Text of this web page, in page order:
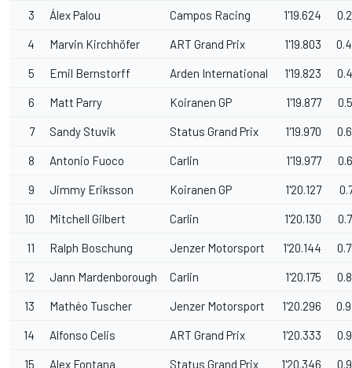
3 Álex Palou Campos Racing 1'19.624
4 Marvin Kirchhöfer ART Grand Prix 1'19.803
5 Emil Bernstorff Arden International 1'19.823
6 Matt Parry Koiranen GP 1'19.877
7 Sandy Stuvik Status Grand Prix 1'19.970
8 Antonio Fuoco Carlin 1'19.977
9 Jimmy Eriksson Koiranen GP 1'20.127
10 Mitchell Gilbert Carlin 1'20.130
11 Ralph Boschung Jenzer Motorsport 1'20.144
12 Jann Mardenborough Carlin 1'20.175
13 Mathéo Tuscher Jenzer Motorsport 1'20.296
14 Alfonso Celis ART Grand Prix 1'20.333
15 Alex Fontana Status Grand Prix 1'20.346